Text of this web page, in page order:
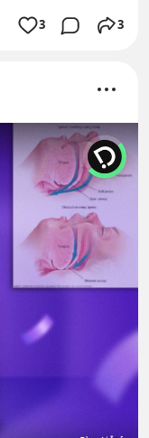
3 3